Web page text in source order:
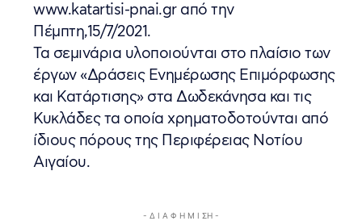
www.katartisi-pnai.gr από την
Πέμπτη,15/7/2021.
Τα σεμινάρια υλοποιούνται στο πλαίσιο των
έργων «Δράσεις Ενημέρωσης Επιμόρφωσης
και Κατάρτισης» στα Δωδεκάνησα και τις
Κυκλάδες τα οποία χρηματοδοτούνται από
ίδιους πόρους της Περιφέρειας Νοτίου
Αιγαίου.
- Δ Ι Α Φ Η Μ Ι ΣΗ -